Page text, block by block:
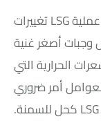
كما يتطلب فقدان الوزن المستدام بعد عملية LSG تغييرات
وجبات أصغر غنية
الحرارية التي
أمر ضروري